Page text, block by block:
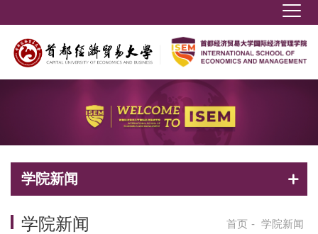
学院新闻
首页 - 学院新闻
学院新闻